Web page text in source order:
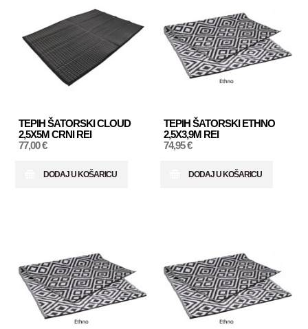
TEPIH ŠATORSKI CLOUD
2,5X5M CRNI REI
77,00 €
DODAJ U KOŠARICU
TEPIH ŠATORSKI ETHNO
2,5X3,9M REI
74,95 €
DODAJ U KOŠARICU